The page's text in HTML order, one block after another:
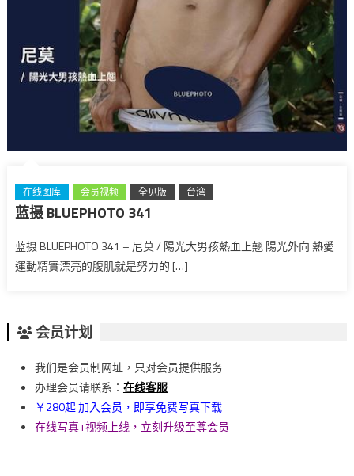
在线图库 会员视频 全见版 台湾
蓝摄 BLUEPHOTO 341
蓝摄 BLUEPHOTO 341 – 尼莫 / 陽光大男孩熱血上翹 陽光外向 熱愛
運動精實漂亮的腹肌就是努力的 […]
会员计划
我们是会员制网址，只对会员提供服务
办理会员请联系： 在线客服
￥280起 加入会员，即享免费写真下载
在线写真+视频上线，立刻升级至尊会员